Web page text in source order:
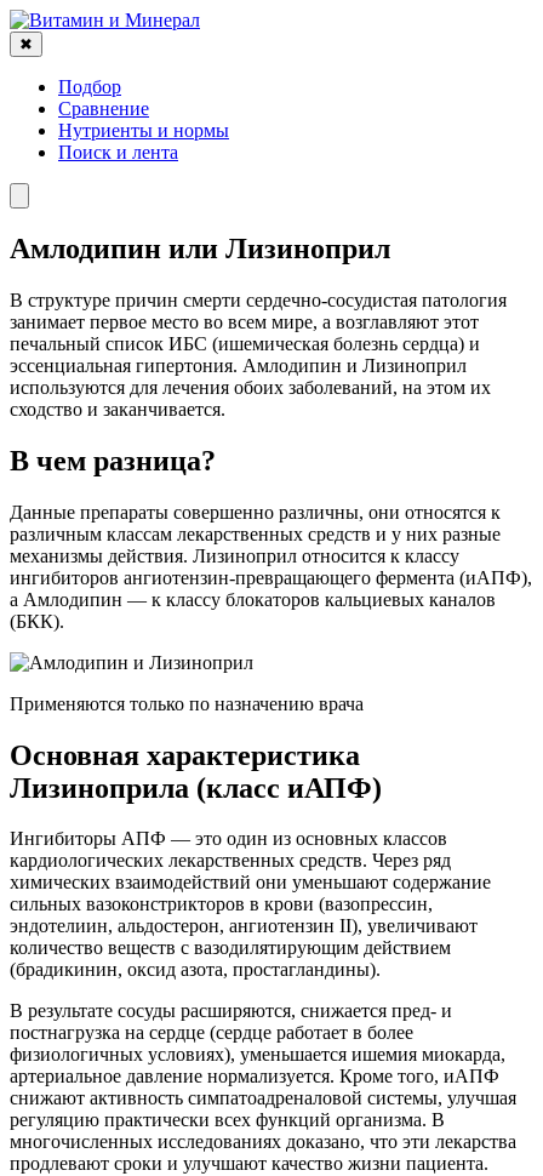
✖
Подбор
Сравнение
Нутриенты и нормы
Поиск и лента
Амлодипин или Лизиноприл
В структуре причин смерти сердечно-сосудистая патология
занимает первое место во всем мире, а возглавляют этот
печальный список ИБС (ишемическая болезнь сердца) и
эссенциальная гипертония. Амлодипин и Лизиноприл
используются для лечения обоих заболеваний, на этом их
сходство и заканчивается.
В чем разница?
Данные препараты совершенно различны, они относятся к
различным классам лекарственных средств и у них разные
механизмы действия. Лизиноприл относится к классу
ингибиторов ангиотензин-превращающего фермента (иАПФ),
а Амлодипин — к классу блокаторов кальциевых каналов
(БКК).
Применяются только по назначению врача
Основная характеристика
Лизиноприла (класс иАПФ)
Ингибиторы АПФ — это один из основных классов
кардиологических лекарственных средств. Через ряд
химических взаимодействий они уменьшают содержание
сильных вазоконстрикторов в крови (вазопрессин,
эндотелиин, альдостерон, ангиотензин II), увеличивают
количество веществ с вазодилятирующим действием
(брадикинин, оксид азота, простагландины).
В результате сосуды расширяются, снижается пред- и
постнагрузка на сердце (сердце работает в более
физиологичных условиях), уменьшается ишемия миокарда,
артериальное давление нормализуется. Кроме того, иАПФ
снижают активность симпатоадреналовой системы, улучшая
регуляцию практически всех функций организма. В
многочисленных исследованиях доказано, что эти лекарства
продлевают сроки и улучшают качество жизни пациента.